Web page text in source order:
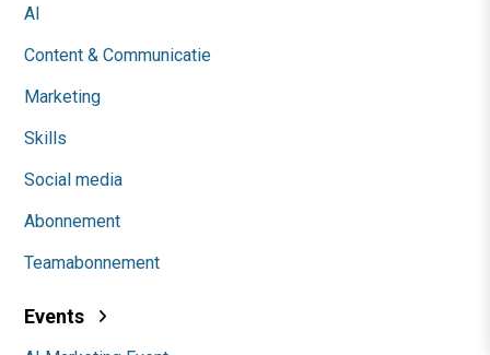
AI
Content & Communicatie
Marketing
Skills
Social media
Abonnement
Teamabonnement
Events